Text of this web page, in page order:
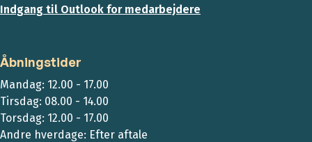
Indgang til Outlook for medarbejdere
Åbningstider
Mandag: 12.00 - 17.00
Tirsdag: 08.00 - 14.00
Torsdag: 12.00 - 17.00
Andre hverdage: Efter aftale